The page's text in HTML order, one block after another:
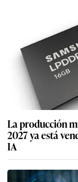
La producción
2027 ya está
IA